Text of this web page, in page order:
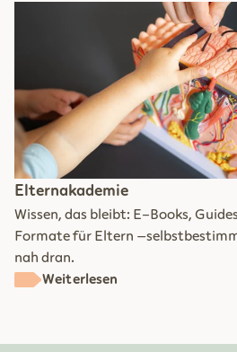
Elternakademie
Wissen, das bleibt: E-Books,
Formate für Eltern
nah dran.
Weiterlesen